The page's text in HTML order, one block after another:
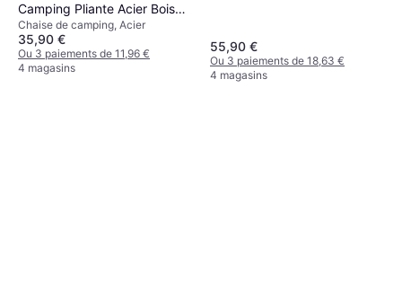
Camping Pliante Acier Bois
Oxford Beige
Chaise de camping, Acier
35,90 €
Ou 3 paiements de 11,96 €
4 magasins
55,90 €
Ou 3 paiements de 18,63 €
4 magasins